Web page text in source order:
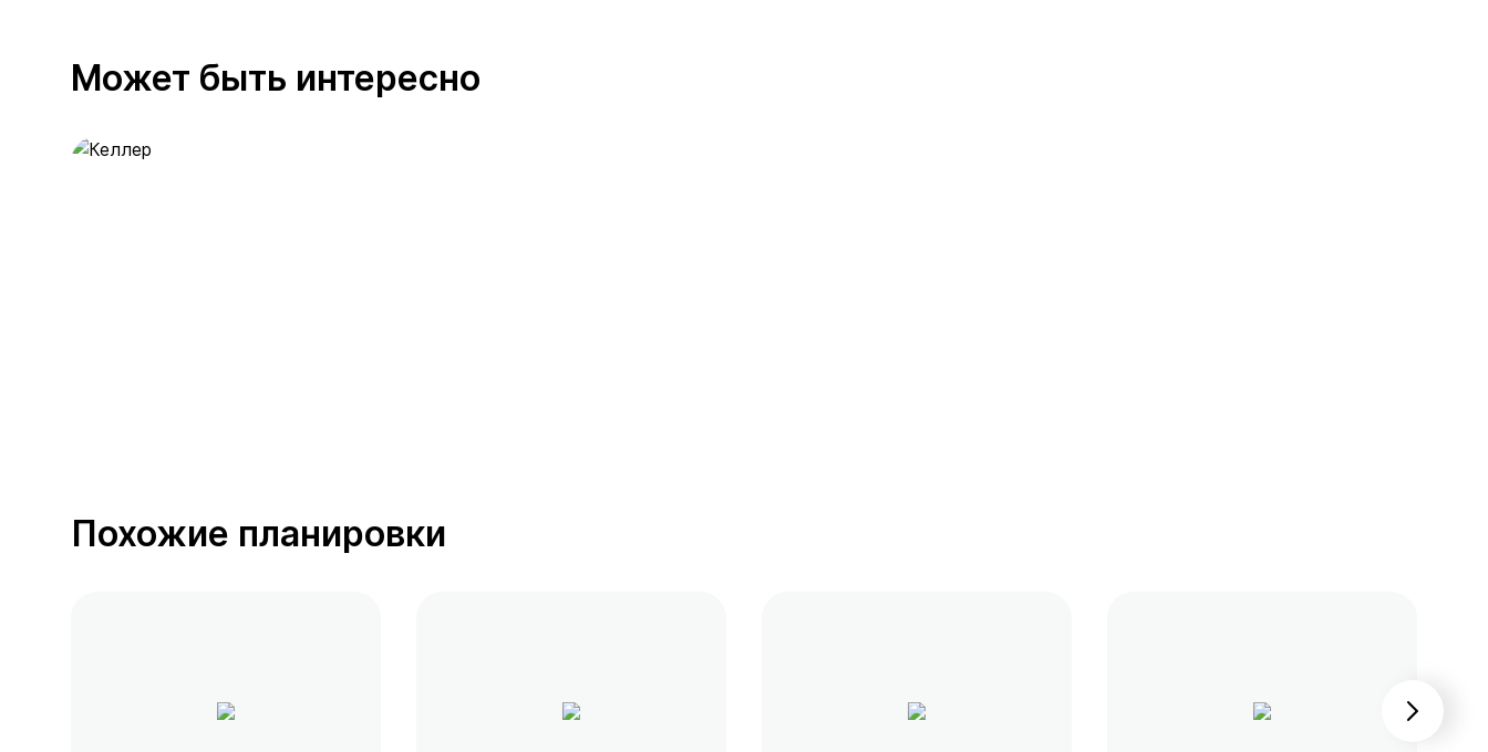
Может быть интересно
Похожие планировки